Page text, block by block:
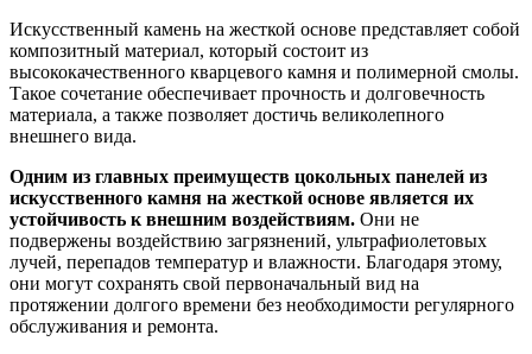
Искусственный камень на жесткой основе представляет собой
композитный материал, который состоит из
высококачественного кварцевого камня и полимерной смолы.
Такое сочетание обеспечивает прочность и долговечность
материала, а также позволяет достичь великолепного
внешнего вида.
Одним из главных преимуществ цокольных панелей из
искусственного камня на жесткой основе является их
устойчивость к внешним воздействиям. Они не
подвержены воздействию загрязнений, ультрафиолетовых
лучей, перепадов температур и влажности. Благодаря этому,
они могут сохранять свой первоначальный вид на
протяжении долгого времени без необходимости регулярного
обслуживания и ремонта.